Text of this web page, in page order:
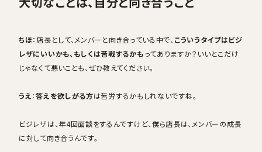
ちほ：店長として、メンバーと向き合っている中で、 こういうタイプはビジ
レザにいいかも、もしくは苦戦するかもってありますか？いいとこだけ
じゃなくて悪いことも、ぜひ教えてください。
うえ ：答えを欲しがる方は苦労するかもしれないですね。
ビジレザは、年4回面談をするんですけど、僕ら店長は、メンバーの成長
に対して向き合うんです。